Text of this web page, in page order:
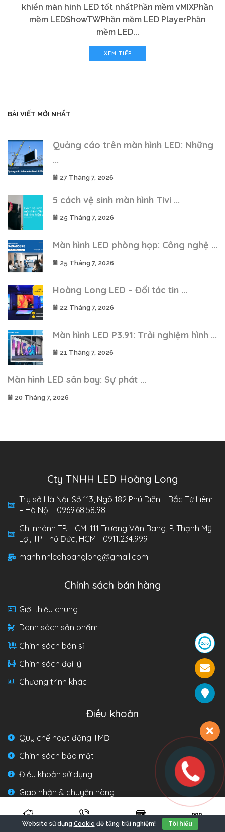
khiển màn hình LED tốt nhấtPhần mềm vMIXPhần
mềm LEDShowTWPhần mềm LED PlayerPhần
mềm LED...
XEM TIẾP
BÀI VIẾT MỚI NHẤT
Quảng cáo trên màn hình LED: Những
...
27 Tháng 7, 2026
5 cách vệ sinh màn hình Tivi ...
25 Tháng 7, 2026
Màn hình LED phòng họp: Công nghệ ...
25 Tháng 7, 2026
Hoàng Long LED – Đối tác tin ...
22 Tháng 7, 2026
Màn hình LED P3.91: Trải nghiệm hình ...
21 Tháng 7, 2026
Màn hình LED sân bay: Sự phát ...
20 Tháng 7, 2026
Cty TNHH LED Hoàng Long
Trụ sở Hà Nội: Số 113, Ngõ 182 Phú Diễn – Bắc Từ Liêm
– Hà Nội - 0969.68.58.98
Chi nhánh TP. HCM: 111 Trương Văn Bang, P. Thạnh Mỹ
Lợi, TP. Thủ Đức, HCM - 0911.234.999
manhinhledhoanglong@gmail.com
Chính sách bán hàng
Giới thiệu chung
Danh sách sản phẩm
Chính sách bán sỉ
Chính sách đại lý
Chương trình khác
Điều khoản
Quy chế hoạt động TMĐT
Chính sách bảo mật
Điều khoản sử dụng
Giao nhận & chuyển hàng
Hướng dẫn mua hàng
Hướng dẫn thanh toán
Website sử dụng Cookie để tăng trải nghiệm! Tôi hiểu